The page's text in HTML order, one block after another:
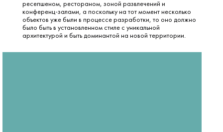
ресепшеном, рестораном, зоной развлечений и
конференц-залами, а поскольку на тот момент несколько
объектов уже были в процессе разработки, то оно должно
было быть в установленном стиле с уникальной
архитектурой и быть доминантой на новой территории.